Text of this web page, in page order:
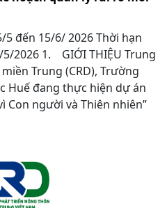
đến 15/6/ 2026 Thời hạn
2026 1. GIỚI THIỆU Trung
Trung (CRD), Trường
Huế đang thực hiện dự án
Con người và Thiên nhiên”